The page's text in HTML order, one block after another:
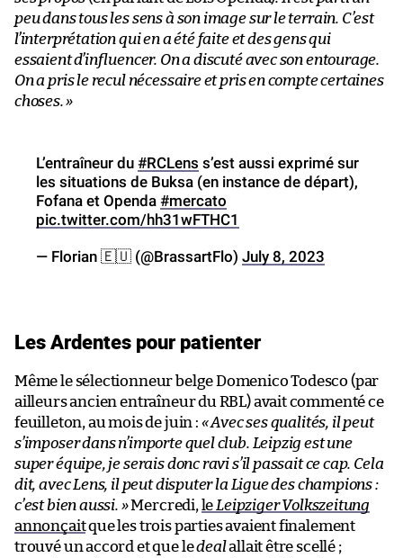
peu dans tous les sens à son image sur le terrain. C’est
l’interprétation qui en a été faite et des gens qui
essaient d’influencer. On a discuté avec son entourage.
On a pris le recul nécessaire et pris en compte certaines
choses.»
L’entraîneur du #RCLens s’est aussi exprimé sur
les situations de Buksa (en instance de départ),
Fofana et Openda #mercato
pic.twitter.com/hh31wFTHC1
— Florian 🇪🇺 (@BrassartFlo) July 8, 2023
Les Ardentes pour patienter
Même le sélectionneur belge Domenico Todesco (par
ailleurs ancien entraîneur du RBL) avait commenté ce
feuilleton, au mois de juin : « Avec ses qualités, il peut
s’imposer dans n’importe quel club. Leipzig est une
super équipe, je serais donc ravi s’il passait ce cap. Cela
dit, avec Lens, il peut disputer la Ligue des champions :
c’est bien aussi. »Mercredi, le Leipziger Volkszeitung
annonçaitque les trois parties avaient finalement
trouvé un accord et que ledealallait être scellé ;